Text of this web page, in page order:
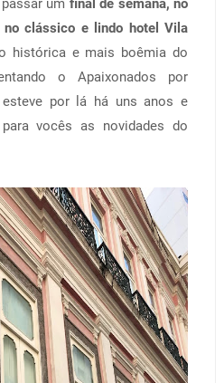
clássico e lindo hotel Vila
histórica e mais boêmia do
o Apaixonados por
por lá há uns anos e
vocês as novidades do